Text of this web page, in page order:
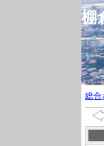
棚
総合